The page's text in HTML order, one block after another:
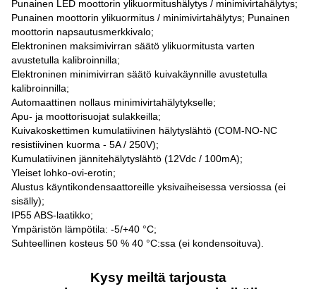
Punainen LED moottorin ylikuormitushälytys / minimivirtahälytys;
Punainen moottorin ylikuormitus / minimivirtahälytys; Punainen
moottorin napsautusmerkkivalo;
Elektroninen maksimivirran säätö ylikuormitusta varten
avustetulla kalibroinnilla;
Elektroninen minimivirran säätö kuivakäynnille avustetulla
kalibroinnilla;
Automaattinen nollaus minimivirtahälytykselle;
Apu- ja moottorisuojat sulakkeilla;
Kuivakoskettimen kumulatiivinen hälytyslähtö (COM-NO-NC
resistiivinen kuorma - 5A / 250V);
Kumulatiivinen jännitehälytyslähtö (12Vdc / 100mA);
Yleiset lohko-ovi-erotin;
Alustus käyntikondensaattoreille yksivaiheisessa versiossa (ei
sisälly);
IP55 ABS-laatikko;
Ympäristön lämpötila: -5/+40 °C;
Suhteellinen kosteus 50 % 40 °C:ssa (ei kondensoituva).
Kysy meiltä tarjousta